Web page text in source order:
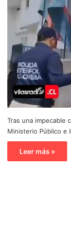
Tras una impecable
Ministerio Público e
Leer más »